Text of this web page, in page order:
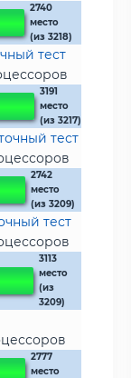
2740
место
(из 3218)
тест
3191
место
(из 3217)
тест
2742
место
(из 3209)
тест
3113
место
(из
3209)
2777
место